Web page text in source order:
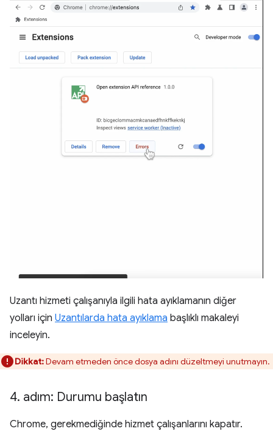
Uzantı hizmeti çalışanıyla ilgili hata ayıklamanın diğer
yolları için Uzantılarda hata ayıklama başlıklı makaleyi
inceleyin.
Dikkat:Devam etmeden önce dosya adını düzeltmeyi unutmayın.
4. adım: Durumu başlatın
Chrome, gerekmediğinde hizmet çalışanlarını kapatır.